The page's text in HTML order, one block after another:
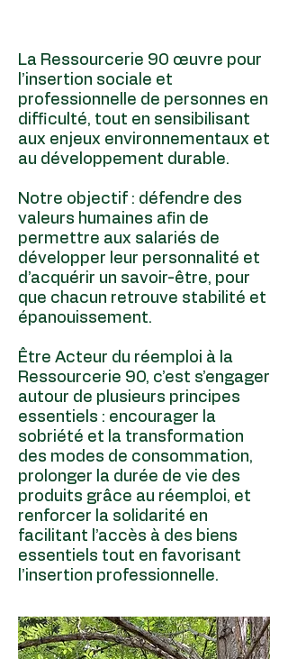
La Ressourcerie 90 œuvre pour
l’insertion sociale et
professionnelle de personnes en
difficulté, tout en sensibilisant
aux enjeux environnementaux et
au développement durable.
Notre objectif : défendre des
valeurs humaines afin de
permettre aux salariés de
développer leur personnalité et
d’acquérir un savoir-être, pour
que chacun retrouve stabilité et
épanouissement.
Être Acteur du réemploi à la
Ressourcerie 90, c’est s’engager
autour de plusieurs principes
essentiels : encourager la
sobriété et la transformation
des modes de consommation,
prolonger la durée de vie des
produits grâce au réemploi, et
renforcer la solidarité en
facilitant l’accès à des biens
essentiels tout en favorisant
l’insertion professionnelle.